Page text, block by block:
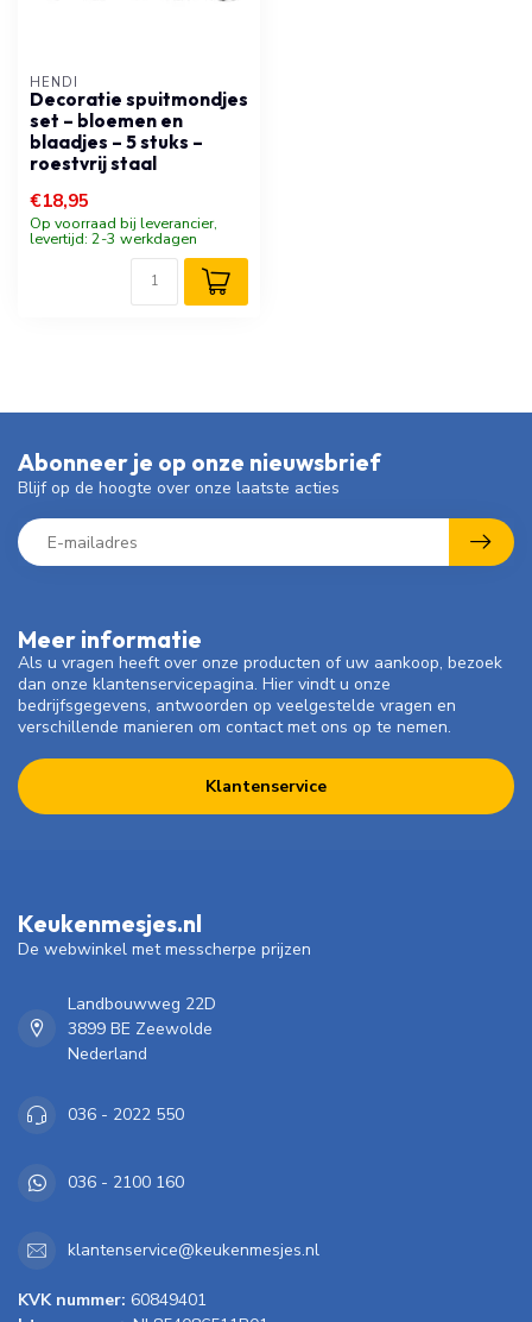
HENDI
Decoratie spuitmondjes
set – bloemen en
blaadjes – 5 stuks –
roestvrij staal
€18,95
Op voorraad bij leverancier,
levertijd: 2-3 werkdagen
Meer informatie
Als u vragen heeft over onze producten of uw aankoop, bezoek
dan onze klantenservicepagina. Hier vindt u onze
bedrijfsgegevens, antwoorden op veelgestelde vragen en
verschillende manieren om contact met ons op te nemen.
Klantenservice
Abonneer je op onze nieuwsbrief
Blijf op de hoogte over onze laatste acties
Keukenmesjes.nl
De webwinkel met messcherpe prijzen
Landbouwweg 22D
3899 BE Zeewolde
Nederland
036 - 2022 550
036 - 2100 160
klantenservice@keukenmesjes.nl
KVK nummer: 60849401